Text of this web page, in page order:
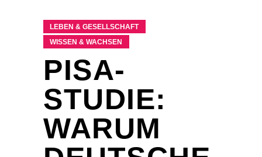
LEBEN & GESELLSCHAFT
WISSEN & WACHSEN
PISA-
STUDIE:
WARUM